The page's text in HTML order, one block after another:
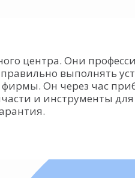
центра. Они
правильно выполнять
Он через час
и инструменты